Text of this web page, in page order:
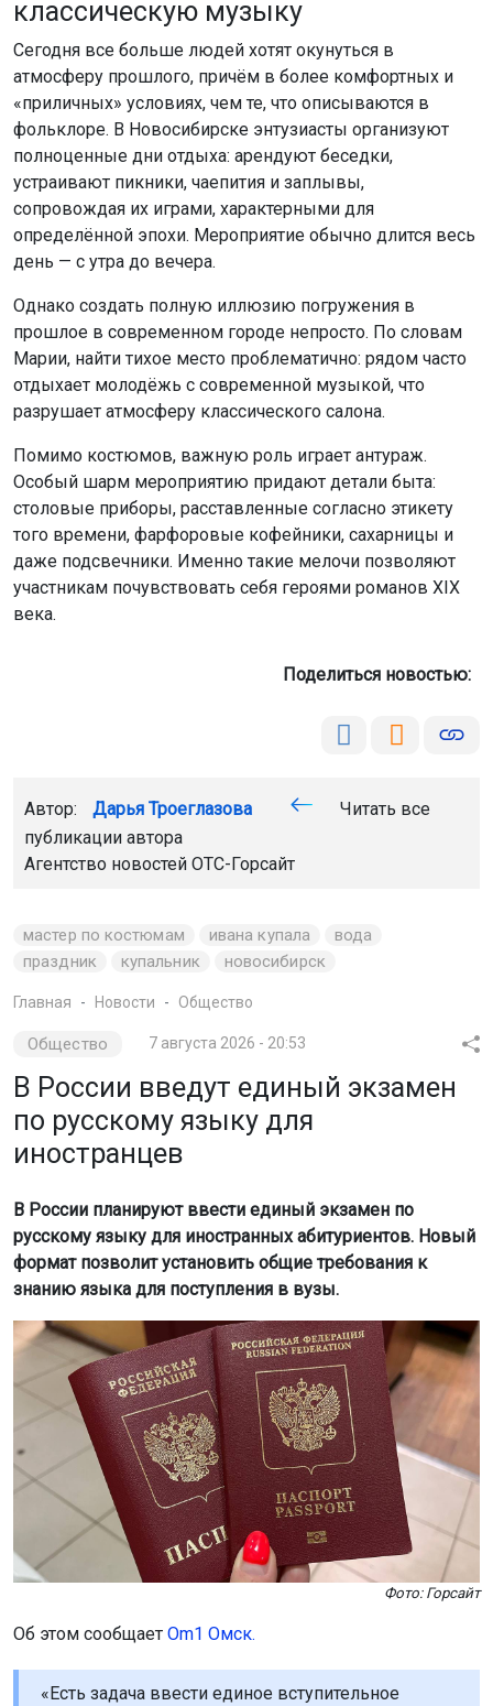
классическую музыку
Сегодня все больше людей хотят окунуться в
атмосферу прошлого, причём в более комфортных и
«приличных» условиях, чем те, что описываются в
фольклоре. В Новосибирске энтузиасты организуют
полноценные дни отдыха: арендуют беседки,
устраивают пикники, чаепития и заплывы,
сопровождая их играми, характерными для
определённой эпохи. Мероприятие обычно длится весь
день — с утра до вечера.
Однако создать полную иллюзию погружения в
прошлое в современном городе непросто. По словам
Марии, найти тихое место проблематично: рядом часто
отдыхает молодёжь с современной музыкой, что
разрушает атмосферу классического салона.
Помимо костюмов, важную роль играет антураж.
Особый шарм мероприятию придают детали быта:
столовые приборы, расставленные согласно этикету
того времени, фарфоровые кофейники, сахарницы и
даже подсвечники. Именно такие мелочи позволяют
участникам почувствовать себя героями романов XIX
века.
Поделиться новостью:
Автор: Дарья Троеглазова
Читать все
публикации автора
Агентство новостей ОТС-Горсайт
мастер по костюмам ивана купала
вода
праздник
купальник новосибирск
Главная Новости Общество
Общество 7 августа 2026 - 20:53
В России введут единый экзамен
по русскому языку для
иностранцев
В России планируют ввести единый экзамен по
русскому языку для иностранных абитуриентов. Новый
формат позволит установить общие требования к
знанию языка для поступления в вузы.
Фото: Горсайт
Об этом сообщает Om1 Омск.
«Есть задача ввести единое вступительное